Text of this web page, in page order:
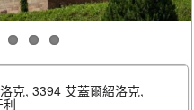
克, 3394 艾蓋爾紹洛克,